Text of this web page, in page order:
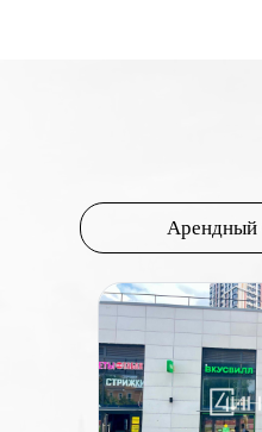
Состояние и
необходимых
Арендный
Перспективы
Цена торговых
Понимание этих
торговых помещений.
Арендный